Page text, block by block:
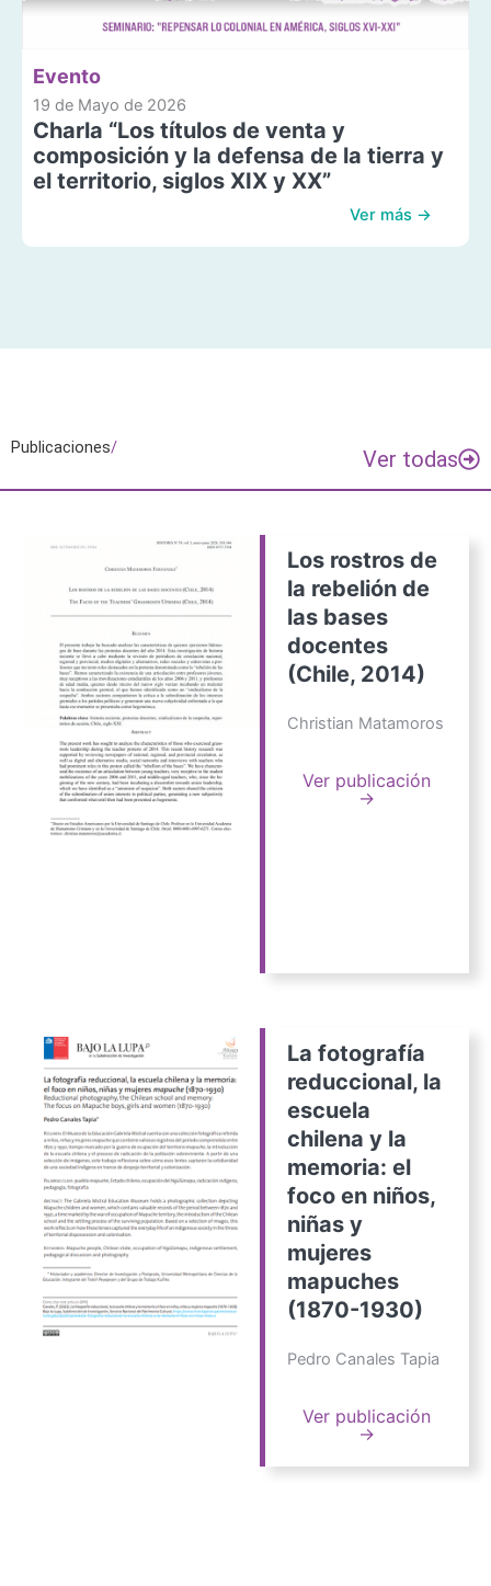
Evento
19 de Mayo de 2026
Charla “Los títulos de venta y
composición y la defensa de la tierra y
el territorio, siglos XIX y XX”
Ver más →
Publicaciones/ Ver todas
Los rostros de
la rebelión de
las bases
docentes
(Chile, 2014)
Christian Matamoros
Ver publicación
→
La fotografía
reduccional, la
escuela
chilena y la
memoria: el
foco en niños,
niñas y
mujeres
mapuches
(1870-1930)
Pedro Canales Tapia
Ver publicación
→